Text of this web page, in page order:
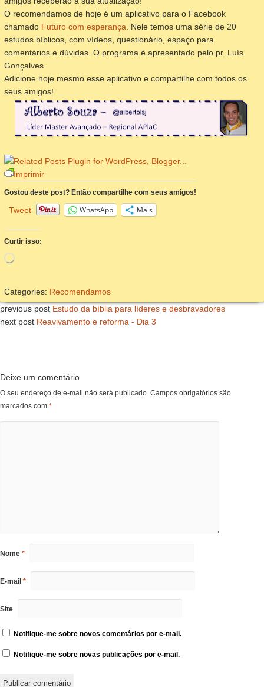
O recomendamos de hoje é um aplicativo para o Facebook
chamado Futuro com esperança . Nele temos uma série de 20
estudos bíblicos, com vídeos, questionário, espaço para
comentários e dúvidas. O programa é apresentado pelo pr. Luís
Gonçalves.
Adicione hoje mesmo esse aplicativo e compartilhe com todos os
seus amigos!
Imprimir
Gostou deste post? Então compartilhe com seus amigos!
Tweet WhatsApp Mais
Curtir isso:
Carregando...
Categories: Recomendamos
previous post Estudo da bíblia para líderes e desbravadores
next post Reavivamento e reforma - Dia 3
Deixe um comentário
O seu endereço de e-mail não será publicado. Campos obrigatórios são
marcados com *
Nome *
E-mail *
Site
Notifique-me sobre novos comentários por e-mail.
Notifique-me sobre novas publicações por e-mail.